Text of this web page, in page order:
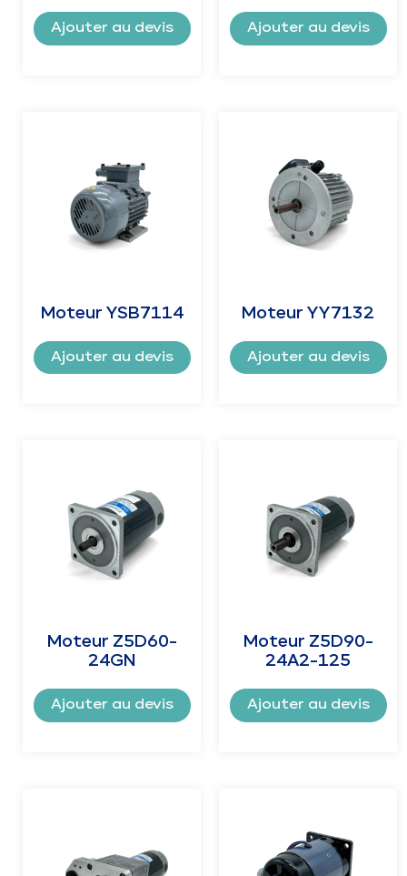
Ajouter au devis Ajouter au devis
Moteur YSB7114
Ajouter au devis
Moteur YY7132
Ajouter au devis
Moteur Z5D60-
24GN
Ajouter au devis
Moteur Z5D90-
24A2-125
Ajouter au devis